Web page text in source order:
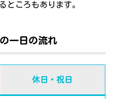
ところもあります。
一日の流れ
休日・祝日